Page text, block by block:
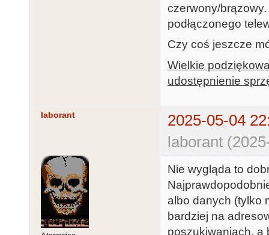
czerwony/
podłączonego
Czy coś jeszcze
Wielkie
udostępnienie
laborant
2025-05-04
laborant
Nie wygląda to
albo danych (tylko
bardziej na
poszukiwaniach, a